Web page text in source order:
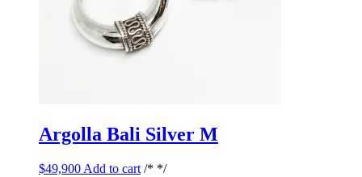
Argolla Bali Silver M
$49,900 Add to cart /* */